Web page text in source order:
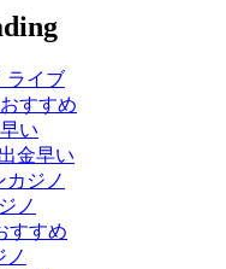
ライブ
すすめ
い
金早い
カジノ
ノ
すすめ
ノ